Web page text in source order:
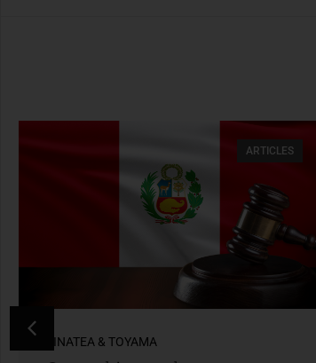
ARTICLES
VINATEA & TOYAMA